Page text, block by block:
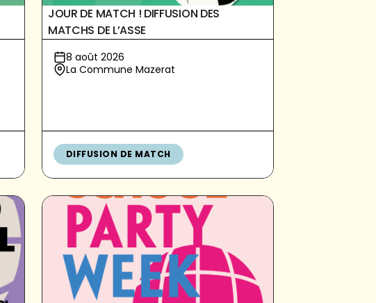
JOUR DE MATCH ! DIFFUSION DES
MATCHS DE L’ASSE
8 août 2026
La Commune Mazerat
DIFFUSION DE MATCH